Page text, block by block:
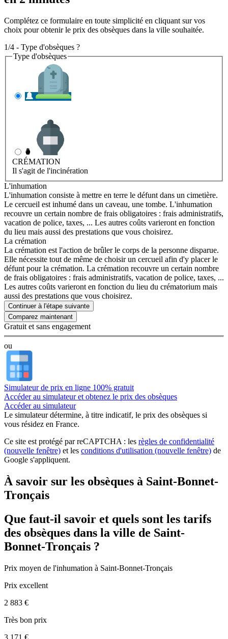
Complétez ce formulaire en toute simplicité en cliquant sur vos
choix pour obtenir le prix des obsèques dans la ville souhaitée.
1/4 - Type d'obsèques ?
Type d'obsèques
CRÉMATION
Il s'agit de l'incinération
L'inhumation
L'inhumation consiste à mettre en terre le défunt dans un cimetière.
Le cercueil est inhumé dans un caveau, une tombe. L'inhumation
recouvre un certain nombre de frais obligatoires : frais administratifs,
vacation de police, taxes, ... Les autres coûts varieront en fonction
du lieu mais aussi des prestations que vous choisirez.
La crémation
La crémation est l'action de brûler le corps de la personne disparue.
Elle nécessite tout de même de choisir un cercueil afin d'y placer le
défunt pour la crémation. La crémation recouvre un certain nombre
de frais obligatoires : frais administratifs, vacation de police, taxes, ...
Les autres coûts varieront en fonction du lieu du crématorium mais
aussi des prestations que vous choisirez.
Continuer à l'étape suivante
Gratuit et sans engagement
ou
Simulateur de prix en ligne 100% gratuit
Accéder au simulateur et obtenez le prix des obsèques
Accéder au simulateur
Le simulateurdétermine, à titre indicatif, le prix des obsèques si
vous résidez en France.
Ce site est protégé par reCAPTCHA : les règles de confidentialité
(nouvelle fenêtre) et les conditions d'utilisation (nouvelle fenêtre) de
Google s'appliquent.
À savoir sur les obsèques à Saint-Bonnet-
Tronçais
Que faut-il savoir et quels sont les tarifs
des obsèques dans la ville de Saint-
Bonnet-Tronçais ?
Prix moyen de l'inhumation à Saint-Bonnet-Tronçais
Prix excellent
2 883 €
Très bon prix
3 171 €